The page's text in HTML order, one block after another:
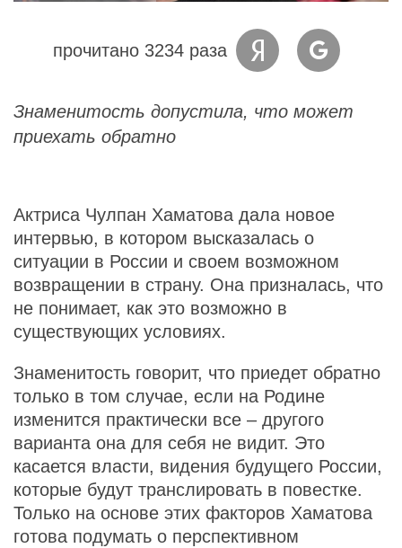
прочитано 3234 раза
Знаменитость допустила, что может
приехать обратно
Актриса Чулпан Хаматова дала новое
интервью, в котором высказалась о
ситуации в России и своем возможном
возвращении в страну. Она призналась, что
не понимает, как это возможно в
существующих условиях.
Знаменитость говорит, что приедет обратно
только в том случае, если на Родине
изменится практически все – другого
варианта она для себя не видит. Это
касается власти, видения будущего России,
которые будут транслировать в повестке.
Только на основе этих факторов Хаматова
готова подумать о перспективном